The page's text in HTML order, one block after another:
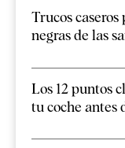
Trucos
negras de las
Los 12 puntos
tu coche antes